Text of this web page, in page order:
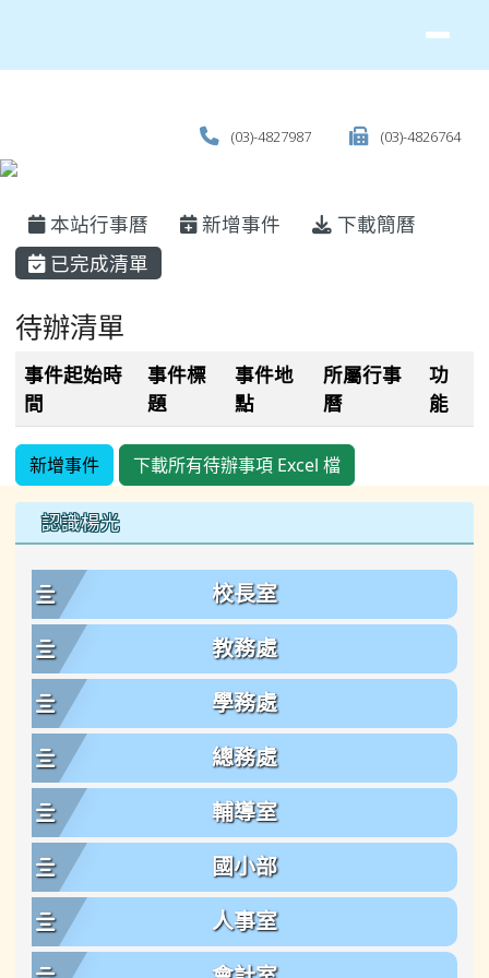
(03)-4827987 (03)-4826764
本站行事曆 新增事件
下載簡曆
已完成清單
待辦清單
事件起始時
間
事件標
題
事件地
點
所屬行事
曆
功
能
新增事件 下載所有待辦事項 Excel 檔
左邊區域內容
認識楊光
校長室
教務處
學務處
總務處
輔導室
國小部
人事室